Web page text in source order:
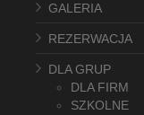
GALERIA
REZERWACJA
DLA GRUP
DLA FIRM
SZKOLNE